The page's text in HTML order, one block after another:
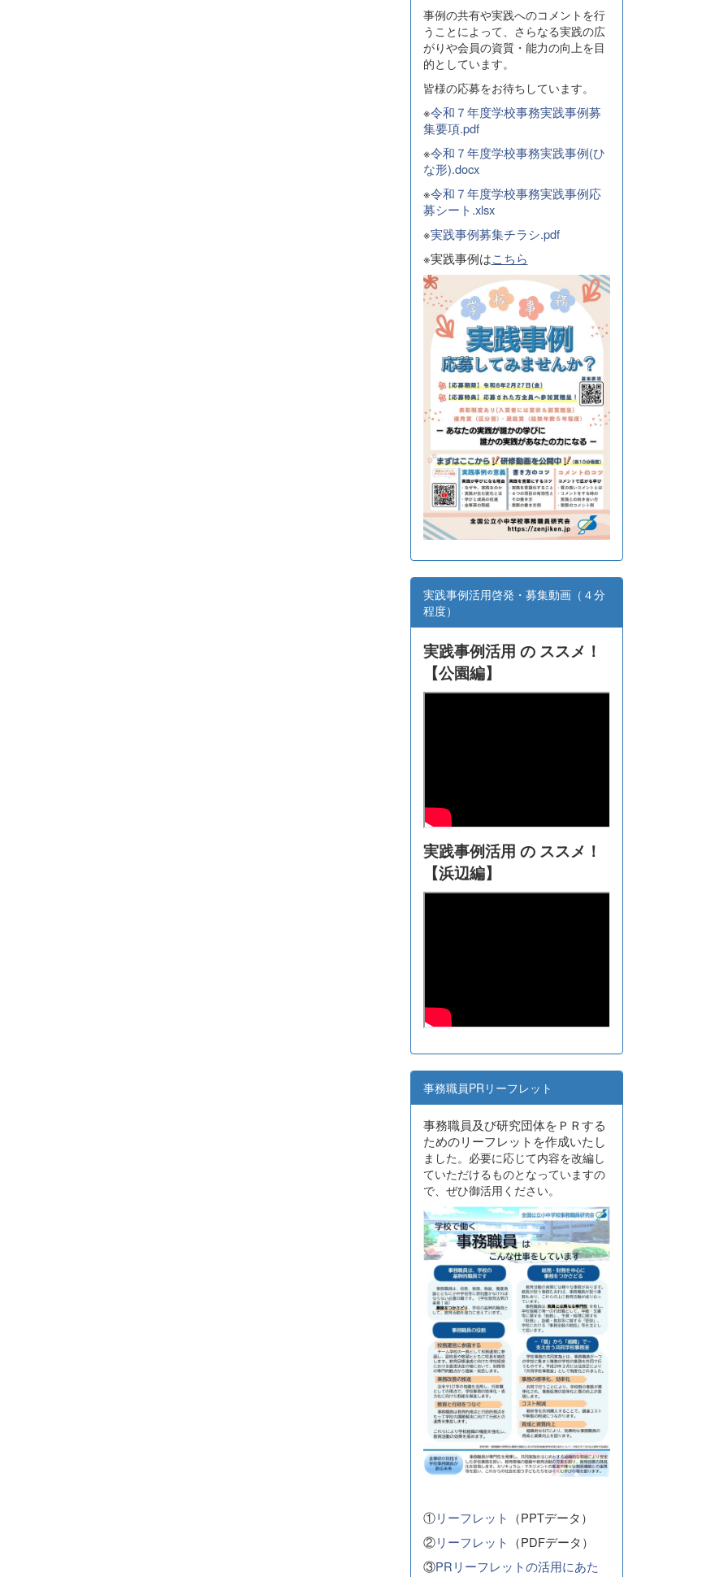
事例の共有や実践へのコメントを行
うことによって、さらなる実践の広
がりや会員の資質・能力の向上を目
的としています。
皆様の応募をお待ちしています。
※令和７年度学校事務実践事例募
集要項.pdf
※令和７年度学校事務実践事例(ひ
な形).docx
※令和７年度学校事務実践事例応
募シート.xlsx
※実践事例募集チラシ.pdf
※実践事例はこちら
実践事例活用啓発・募集動画（４分
程度）
実践事例活用 の ススメ！
【公園編】
実践事例活用 の ススメ！
【浜辺編】
事務職員PRリーフレット
事務職員及び研究団体をＰＲする
ためのリーフレットを作成いたし
ました。必要に応じて内容を改編し
ていただけるものとなっていますの
で、ぜひ御活用ください。
①リーフレット （PPTデータ）
②リーフレット （PDFデータ）
③PRリーフレットの活用にあた